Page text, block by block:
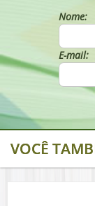
Nome:
E-mail:
VOCÊ